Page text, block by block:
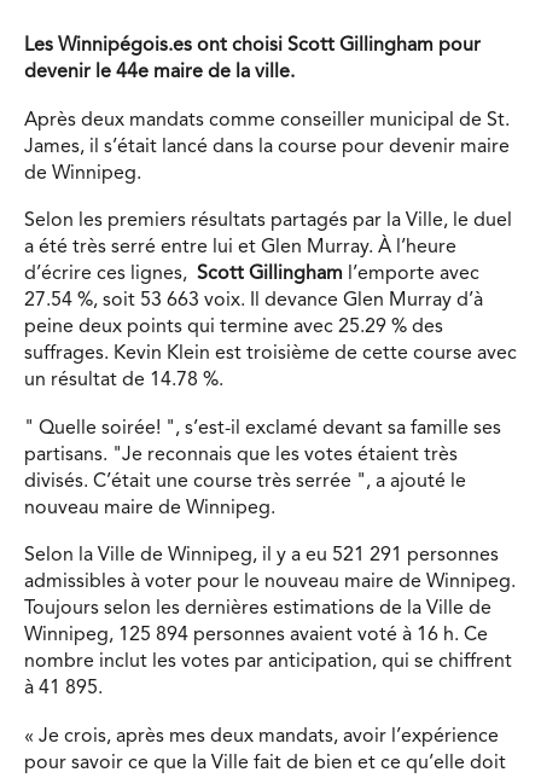
Les Winnipégois.es ont choisi Scott Gillingham pour
devenir le 44e maire de la ville.
Après deux mandats comme conseiller municipal de St.
James, il s’était lancé dans la course pour devenir maire
de Winnipeg.
Selon les premiers résultats partagés par la Ville, le duel
a été très serré entre lui et Glen Murray. À l’heure
d’écrire ces lignes, Scott Gillingham
l’emporte avec
27.54 %, soit 53 663 voix. Il devance Glen Murray d’à
peine deux points qui termine avec 25.29 % des
suffrages. Kevin Klein est troisième de cette course avec
un résultat de 14.78 %.
Quelle soirée!
, s’est-il exclamé devant sa famille ses
partisans.
Je reconnais que les votes étaient très
divisés. C’était une course très serrée
, a ajouté le
nouveau maire de Winnipeg.
Selon la Ville de Winnipeg, il y a eu 521 291 personnes
admissibles à voter pour le nouveau maire de Winnipeg.
Toujours selon les dernières estimations de la Ville de
Winnipeg, 125 894 personnes avaient voté à 16 h. Ce
nombre inclut les votes par anticipation, qui se chiffrent
à 41 895.
« Je crois, après mes deux mandats, avoir l’expérience
pour savoir ce que la Ville fait de bien et ce qu’elle doit